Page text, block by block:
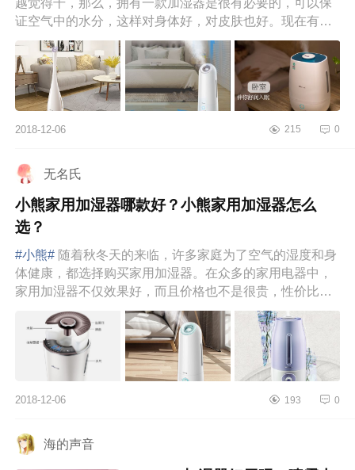
证空气中的水分，这样对身体好，对皮肤也好。现在有很
多加湿器的品牌，...
2018-12-06 215 0
无名氏
小熊家用加湿器哪款好？小熊家用加湿器怎么
选？
#小熊# 随着秋冬天的来临，许多家庭为了空气的湿度和身
体健康，都选择购买家用加湿器。在众多的家用电器中，
家用加湿器不仅效果好，而且价格也不是很贵，性价比蛮
高的。那么，小熊...
2018-12-06 193 0
海的声音